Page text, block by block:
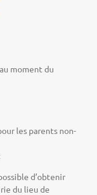
moment du
les parents non-
d’obtenir
du lieu de